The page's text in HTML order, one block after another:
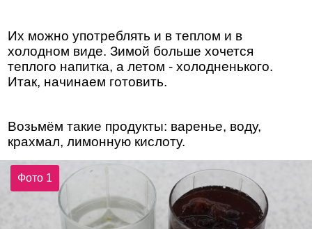
Их можно употреблять и в теплом и в
холодном виде. Зимой больше хочется
теплого напитка, а летом - холодненького.
Итак, начинаем готовить.
Возьмём такие продукты: варенье, воду,
крахмал, лимонную кислоту.
Фото 1